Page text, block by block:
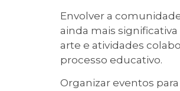
Envolver a
ainda mais significativa
arte e atividades
processo educativo.
Organizar eventos